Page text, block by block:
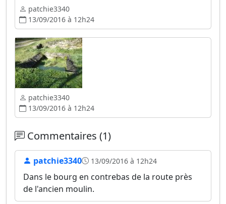
patchie3340
13/09/2016 à 12h24
patchie3340
13/09/2016 à 12h24
Commentaires (1)
patchie3340 13/09/2016 à 12h24
Dans le bourg en contrebas de la route près
de l'ancien moulin.